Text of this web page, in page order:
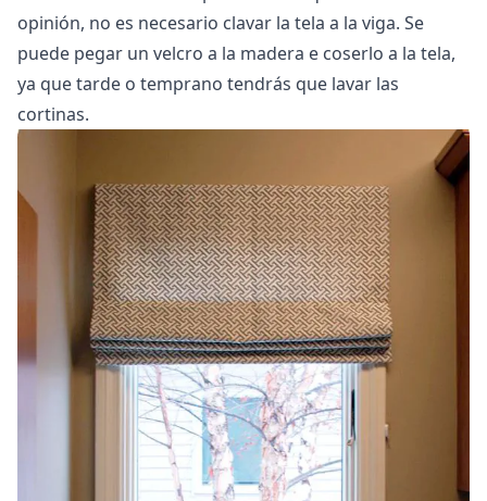
opinión, no es necesario clavar la tela a la viga. Se
puede pegar un velcro a la madera e coserlo a la tela,
ya que tarde o temprano tendrás que lavar las
cortinas.